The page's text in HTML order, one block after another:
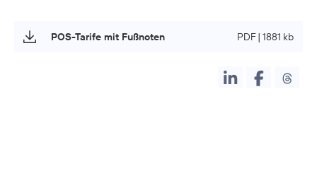
POS-Tarife mit Fußnoten PDF | 1881 kb